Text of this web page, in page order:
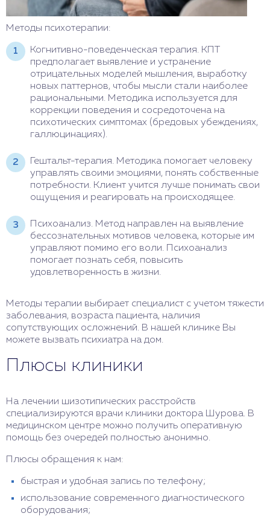
Методы психотерапии:
Когнитивно-поведенческая терапия. КПТ
предполагает выявление и устранение
отрицательных моделей мышления, выработку
новых паттернов, чтобы мысли стали наиболее
рациональными. Методика используется для
коррекции поведения и сосредоточена на
психотических симптомах (бредовых убеждениях,
галлюцинациях).
Гештальт-терапия. Методика помогает человеку
управлять своими эмоциями, понять собственные
потребности. Клиент учится лучше понимать свои
ощущения и реагировать на происходящее.
Психоанализ. Метод направлен на выявление
бессознательных мотивов человека, которые им
управляют помимо его воли. Психоанализ
помогает познать себя, повысить
удовлетворенность в жизни.
Методы терапии выбирает специалист с учетом тяжести
заболевания, возраста пациента, наличия
сопутствующих осложнений. В нашей клинике Вы
можете вызвать психиатра на дом.
Плюсы клиники
На лечении шизотипических расстройств
специализируются врачи клиники доктора Шурова. В
медицинском центре можно получить оперативную
помощь без очередей полностью анонимно.
Плюсы обращения к нам:
быстрая и удобная запись по телефону;
использование современного диагностического
оборудования;